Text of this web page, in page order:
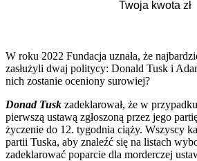
W roku 2022 Fundacja uznała, że
zasłużyli dwaj politycy: Donald Tusk i
nich zostanie oceniony surowiej?
Donad Tusk zadeklarował, że w
pierwszą ustawą zgłoszoną przez jego
życzenie do 12. tygodnia ciąży. Wszyscy
partii Tuska, aby znaleźć się na listach
zadeklarować poparcie dla morderczej